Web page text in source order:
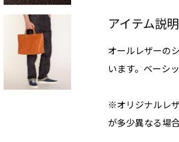
アイテム説明
オールレザーの
います。ベーシ
※オリジナルレ
が多少異なる場